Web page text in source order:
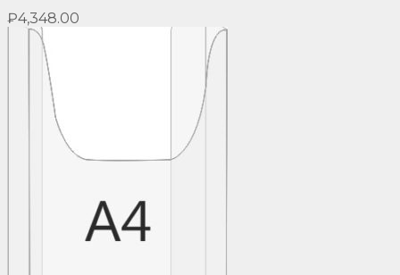
₽4,348.00